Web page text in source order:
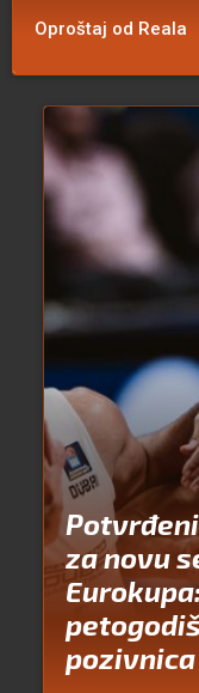
Oproštaj od Reala
za novu